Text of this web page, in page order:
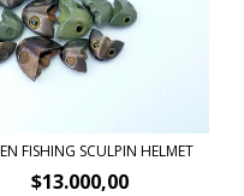
FISHING SCULPIN HELMET
$13.000,00